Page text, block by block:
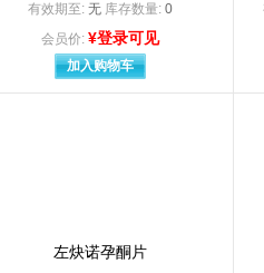
Novartis Singapore Pharmaceutical Manufacturing Private.Ltd（北京诺华制药有限公司分装）
Novo Nordisk A/S（代理人：诺和诺德（中国）制药有限公司
Organon （Ireland） Ltd.
有效期至: 无 库存数量: 0
会员价: ¥登录可见
加入购物车
左炔诺孕酮片